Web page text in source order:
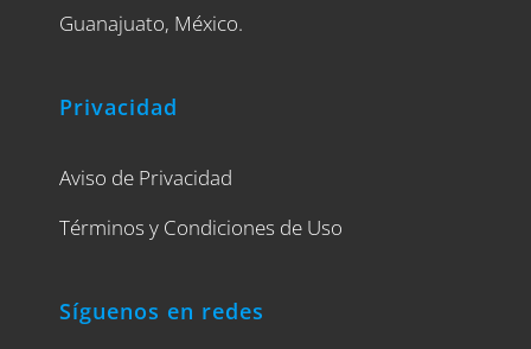
Guanajuato, México.
Privacidad
Aviso de Privacidad
Términos y Condiciones de Uso
Síguenos en redes